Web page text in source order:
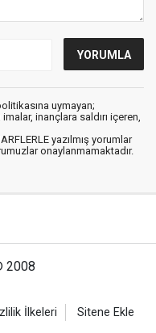
uymayan;
inançlara saldırı içeren,
yazılmış yorumlar
onaylanmamaktadır.
2008
İlkeleri Sitene Ekle